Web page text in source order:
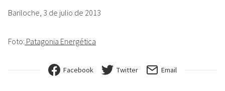
Bariloche, 3 de julio de 2013
Foto: Patagonia Energética
Facebook Twitter Email